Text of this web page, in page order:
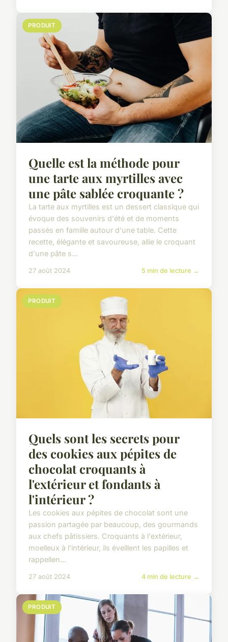
PRODUIT
Quelle est la méthode pour
une tarte aux myrtilles avec
une pâte sablée croquante ?
La tarte aux myrtilles est un dessert classique qui
évoque des souvenirs d'été et de moments
passés en famille autour d'une table. Cette
recette, élégante et savoureuse, allie le croquant
d'une pâte s...
27 août 2024 5 min de lecture →
PRODUIT
Quels sont les secrets pour
des cookies aux pépites de
chocolat croquants à
l'extérieur et fondants à
l'intérieur ?
Les cookies aux pépites de chocolat sont une
passion partagée par beaucoup, des gourmands
aux chefs pâtissiers. Croquants à l'extérieur,
moelleux à l'intérieur, ils éveillent les papilles et
rappellen...
27 août 2024 4 min de lecture →
PRODUIT